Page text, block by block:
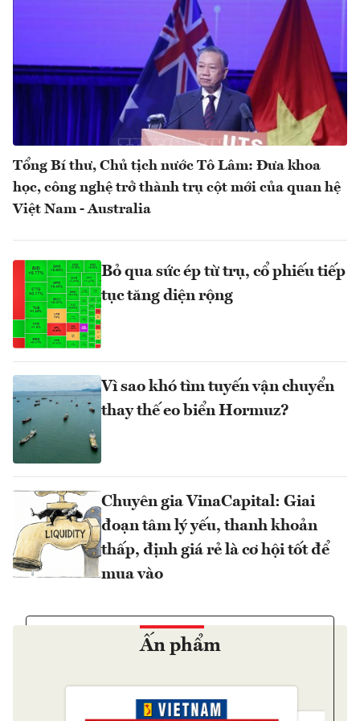
Tổng Bí thư, Chủ tịch nước Tô Lâm: Đưa khoa
học, công nghệ trở thành trụ cột mới của quan hệ
Việt Nam - Australia
Bỏ qua sức ép từ trụ, cổ phiếu tiếp
tục tăng diện rộng
Vì sao khó tìm tuyến vận chuyển
thay thế eo biển Hormuz?
Chuyên gia VinaCapital: Giai
đoạn tâm lý yếu, thanh khoản
thấp, định giá rẻ là cơ hội tốt để
mua vào
Ấn phẩm